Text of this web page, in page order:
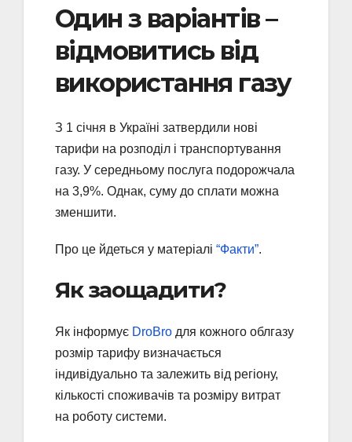
Один з варіантів –
відмовитись від
використання газу
З 1 січня в Україні затвердили нові
тарифи на розподіл і транспортування
газу. У середньому послуга подорожчала
на 3,9%. Однак, суму до сплати можна
зменшити.
Про це йдеться у матеріалі “Факти”.
Як заощадити?
Як інформує DroBro для кожного облгазу
розмір тарифу визначається
індивідуально та залежить від регіону,
кількості споживачів та розміру витрат
на роботу системи.